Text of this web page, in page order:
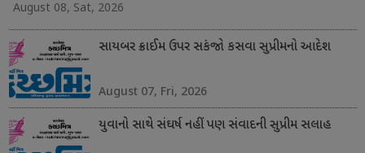
August 08, Sat, 2026
સાયબર ક્રાઈમ ઉપર સકંજો કસવા સુપ્રીમનો આદેશ
August 07, Fri, 2026
યુવાનો સાથે સંઘર્ષ નહીં પણ સંવાદની સુપ્રીમ સલાહ